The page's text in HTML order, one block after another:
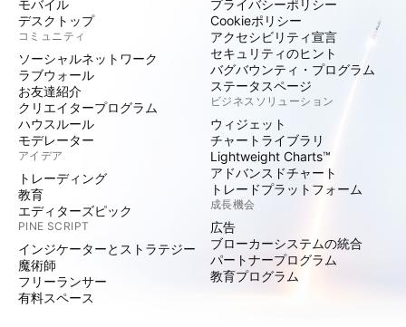
モバイル
デスクトップ
コミュニティ
ソーシャルネットワーク
ラブウォール
お友達紹介
クリエイタープログラム
ハウスルール
モデレーター
アイデア
トレーディング
教育
エディターズピック
PINE SCRIPT
インジケーターとストラテジー
魔術師
フリーランサー
有料スペース
プライバシーポリシー
Cookieポリシー
アクセシビリティ宣言
セキュリティのヒント
バグバウンティ・プログラム
ステータスページ
ビジネスソリューション
ウィジェット
チャートライブラリ
Lightweight Charts™
アドバンスドチャート
トレードプラットフォーム
成長機会
広告
ブローカーシステムの統合
パートナープログラム
教育プログラム